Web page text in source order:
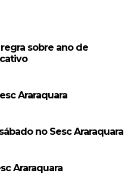
sobre ano de
Araraquara
no Sesc Araraquara
Araraquara